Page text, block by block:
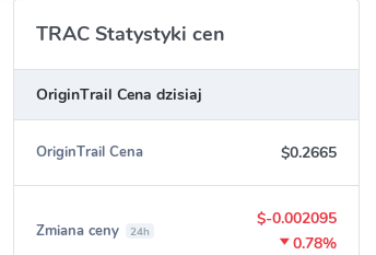
TRAC Statystyki cen
OriginTrail Cena dzisiaj
OriginTrail Cena $0.2665
Zmiana ceny 24h
$-0.002095
0.78%